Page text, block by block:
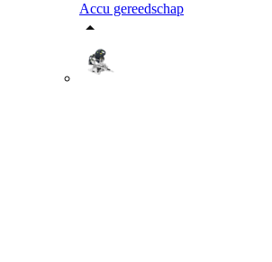
Accu gereedschap